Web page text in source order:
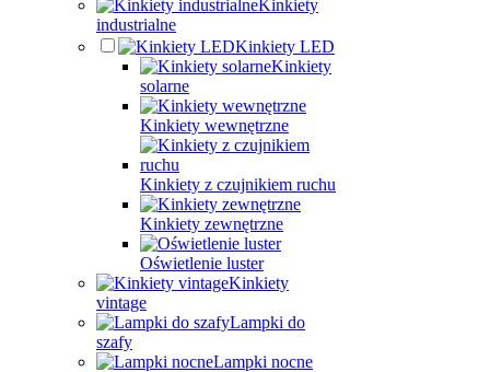
Kinkiety
industrialne
Kinkiety LED
Kinkiety
solarne
Kinkiety wewnętrzne
Kinkiety z czujnikiem ruchu
Kinkiety zewnętrzne
Oświetlenie luster
Kinkiety
vintage
Lampki do
szafy
Lampki nocne